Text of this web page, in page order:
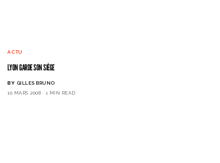
ACTU
LYON GARDE SON SIÈGE
BY GILLES BRUNO
10 MARS 2008
1 MIN READ